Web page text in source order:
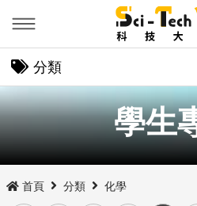
分類
學生
首頁 分類 化學